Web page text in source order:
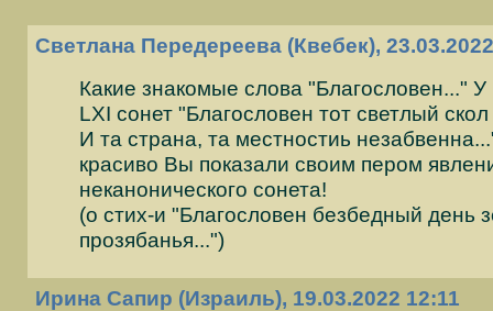
Светлана Передереева (Квебек),
Какие знакомые слова "Благословен..." У
LXI сонет "Благословен тот светлый
И та страна, та местностиь
красиво Вы показали своим пером
неканонического сонета!
(о стих-и "Благословен безбедный день
прозябанья...")
Ирина Сапир (Израиль), 19.03.2022 12:11